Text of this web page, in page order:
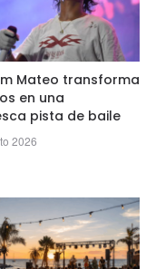
Mateo transforma
en una
pista de baile
2026